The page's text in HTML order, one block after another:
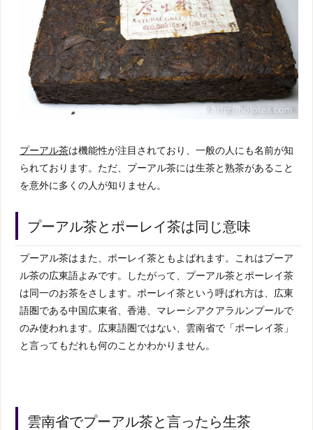
プーアル茶は機能性が注目されており、一般の人にも名前が知
られております。ただ、プーアル茶には生茶と熟茶があること
を意外に多くの人が知りません。
プーアル茶とポーレイ茶は同じ意味
プーアル茶はまた、ポーレイ茶ともよばれます。これはプーア
ル茶の広東語よみです。したがって、プーアル茶とポーレイ茶
は同一のお茶をさします。ポーレイ茶という呼ばれ方は、広東
語圏である中国広東省、香港、マレーシアクアラルンプールで
のみ使われます。広東語圏ではない、雲南省で「ポーレイ茶」
と言ってもだれも何のことかわかりません。
雲南省でプーアル茶と言ったら生茶